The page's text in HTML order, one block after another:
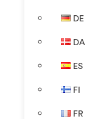
DE
DA
ES
FI
FR